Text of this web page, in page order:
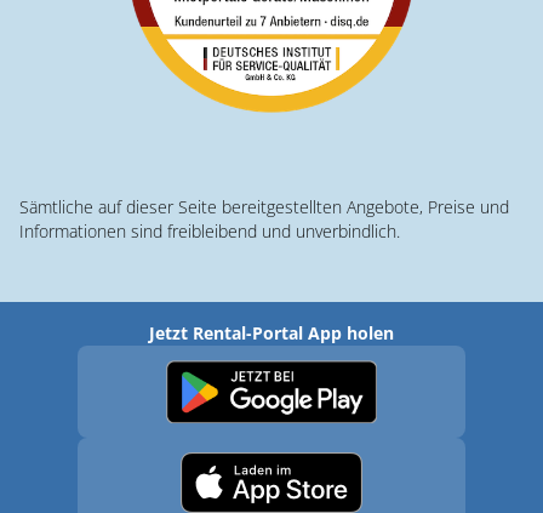
Sämtliche auf dieser Seite bereitgestellten Angebote, Preise und
Informationen sind freibleibend und unverbindlich.
Jetzt Rental-Portal App holen